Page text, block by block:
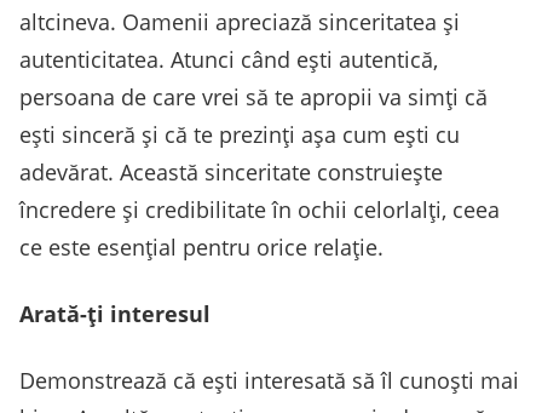
altcineva. Oamenii apreciază sinceritatea și
autenticitatea. Atunci când ești autentică,
persoana de care vrei să te apropii va simți că
ești sinceră și că te prezinți așa cum ești cu
adevărat. Această sinceritate construiește
încredere și credibilitate în ochii celorlalți, ceea
ce este esențial pentru orice relație.
Arată-ți interesul
Demonstrează că ești interesată să îl cunoști mai